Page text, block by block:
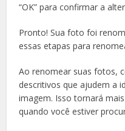
“OK” para confirmar a
Pronto! Sua foto foi
essas etapas para
Ao renomear suas fotos,
descritivos que ajudem a
imagem. Isso tornará
quando você estiver